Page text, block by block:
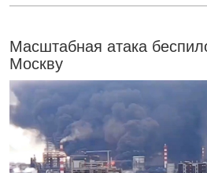
Масштабная атака
Москву